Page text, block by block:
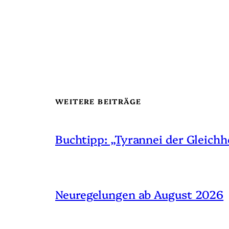
WEITERE BEITRÄGE
Buchtipp: „Tyrannei der
Neuregelungen ab August 2026